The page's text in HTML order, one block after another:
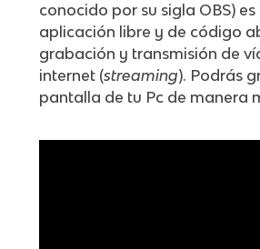
conocido por su sigla OBS) es
aplicación libre y de código
grabación y transmisión de
internet (streaming). Podrás
pantalla de tu Pc de manera